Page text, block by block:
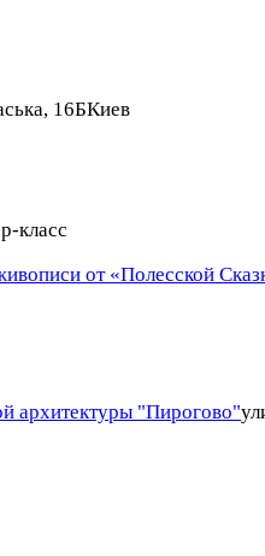
и ознакомиться с
16БКиев
класс
от «Полесской
архитектуры "Пирогово"